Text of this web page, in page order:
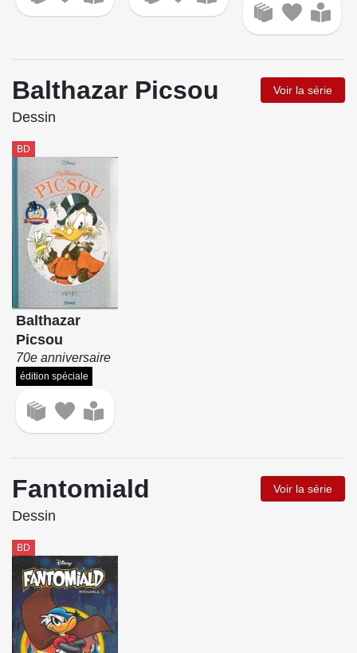
Balthazar Picsou Voir la série
Dessin
BD
Balthazar
Picsou
70e anniversaire
édition spéciale
Fantomiald Voir la série
Dessin
BD